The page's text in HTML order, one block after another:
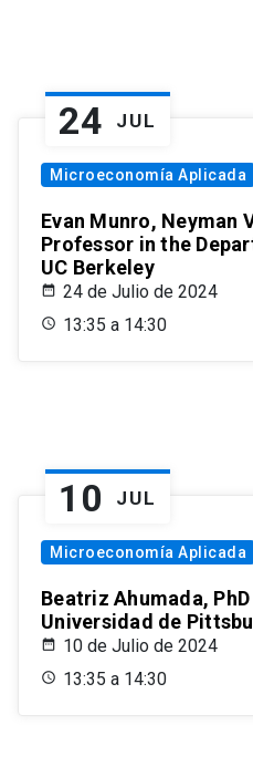
24 JUL
Microeconomía Aplicada
Evan Munro, Neyman
Professor in the
UC Berkeley
24 de Julio de 2024
13:35 a 14:30
10 JUL
Microeconomía Aplicada
Beatriz Ahumada,
Universidad de
10 de Julio de 2024
13:35 a 14:30